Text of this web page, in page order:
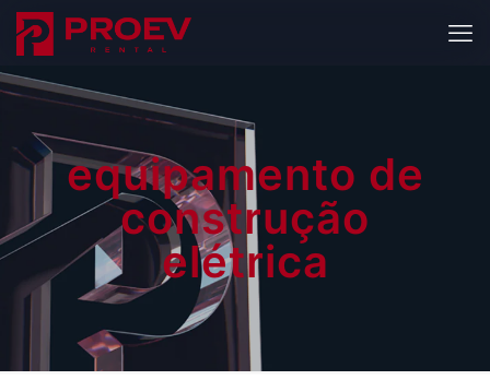
equipamento de
construção
elétrica